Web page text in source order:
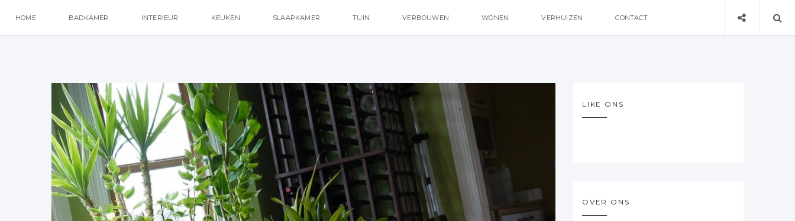
HOME BADKAMER INTERIEUR KEUKEN SLAAPKAMER TUIN VERBOUWEN WONEN VERHUIZEN CONTACT
LIKE ONS
OVER ONS